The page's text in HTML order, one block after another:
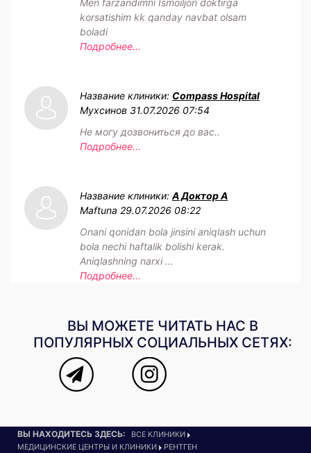
Men farzandimni Ismoiljon doktirga
korsatishim kk qanday navbat olsam
boladi
Подробнее...
Название клиники: Compass Hospital
Мухсинов 31.07.2026 07:54
Не могу дозвониться до вас..
Подробнее...
Название клиники:А Доктор А
Maftuna 29.07.2026 08:22
Onani qonidan bola jinsini aniqlash uchun
bola nechi haftalik bolishi kerak.
Aniqlashning narxi ...
Подробнее...
ВЫ МОЖЕТЕ ЧИТАТЬ НАС В
ПОПУЛЯРНЫХ СОЦИАЛЬНЫХ СЕТЯХ:
ВЫ НАХОДИТЕСЬ ЗДЕСЬ:
ВСЕ КЛИНИКИ
МЕДИЦИНСКИЕ ЦЕНТРЫ И КЛИНИКИ
РЕНТГЕН